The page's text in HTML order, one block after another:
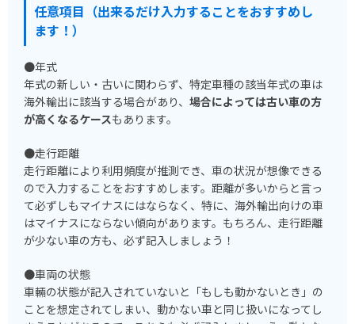
任意項目（出来るだけ入力することをおすすめし
ます！）
●年式
年式の新しい・古いに関わらず、特定車種の該当年式の車は
海外輸出に該当する場合があり、 場合によっては古い車の方
が高くなるケースもあります。
●走行距離
走行距離により利用頻度が推測でき、車の状況が想像できる
ので入力することをおすすめします。距離が多いからと言っ
て必ずしもマイナスにはならなく、特に、海外輸出向けの車
はマイナスにならない傾向があります。もちろん、走行距離
が少ない車の方も、必ず記入しましょう！
●車両の状態
車輛の状態が記入されていないと「もしも動かないとき」の
ことを想定されてしまい、動かない車と同じ扱いになってし